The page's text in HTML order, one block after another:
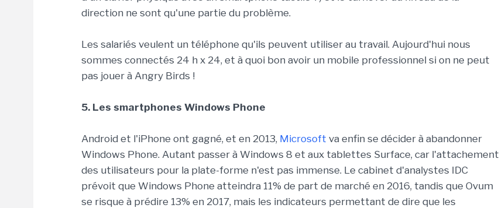
direction ne sont qu'une partie du problème.
Les salariés veulent un téléphone qu'ils peuvent utiliser au travail. Aujourd'hui nous
sommes connectés 24 h x 24, et à quoi bon avoir un mobile professionnel si on ne peut
pas jouer à Angry Birds !
5. Les smartphones Windows Phone
Android et l'iPhone ont gagné, et en 2013, Microsoft va enfin se décider à abandonner
Windows Phone. Autant passer à Windows 8 et aux tablettes Surface, car l'attachement
des utilisateurs pour la plate-forme n'est pas immense. Le cabinet d'analystes IDC
prévoit que Windows Phone atteindra 11% de part de marché en 2016, tandis que Ovum
se risque à prédire 13% en 2017, mais les indicateurs permettant de dire que les